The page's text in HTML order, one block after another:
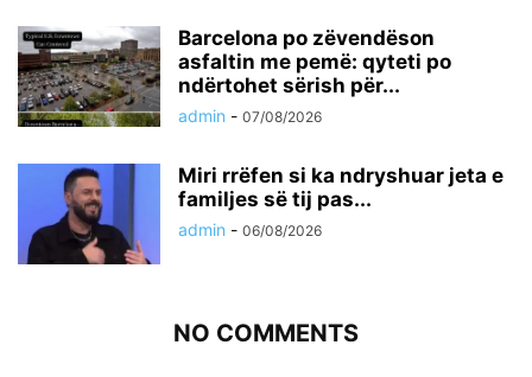
Barcelona po zëvendëson
asfaltin me pemë: qyteti po
ndërtohet sërish për...
admin - 07/08/2026
Miri rrëfen si ka ndryshuar jeta e
familjes së tij pas...
admin - 06/08/2026
NO COMMENTS